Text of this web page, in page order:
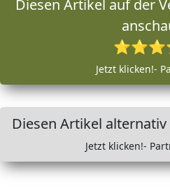
Diesen Artikel auf der
Jetzt klicken!-
Diesen Artikel alternativ
Jetzt klicken!-